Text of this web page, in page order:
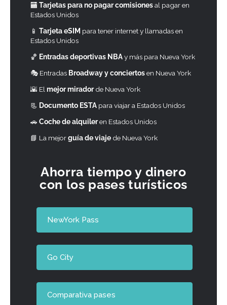
🏧 Tarjetas para no pagar comisionesal pagar en
Estados Unidos
📱 Tarjeta eSIM para tener internet y llamadas en
Estados Unidos
🏀 Entradas deportivas NBAy más para Nueva York
🎭 Entradas Broadway y conciertosen Nueva York
🌇 El mejor miradorde Nueva York
📃 Documento ESTA para viajar a Estados Unidos
🚗 Coche de alquileren Estados Unidos
📘 La mejorguía de viaje de Nueva York
Ahorra tiempo y dinero
con los pases turísticos
NewYork Pass
Go City
Comparativa pases